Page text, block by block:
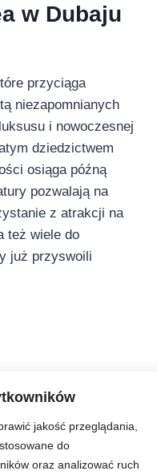
jakość przeglądania,
do
oraz analizować ruch
w Dubaju
przyciąga
niezapomnianych
i nowoczesnej
dziedzictwem
osiąga późną
pozwalają na
z atrakcji na
też wiele do
już przyswoili